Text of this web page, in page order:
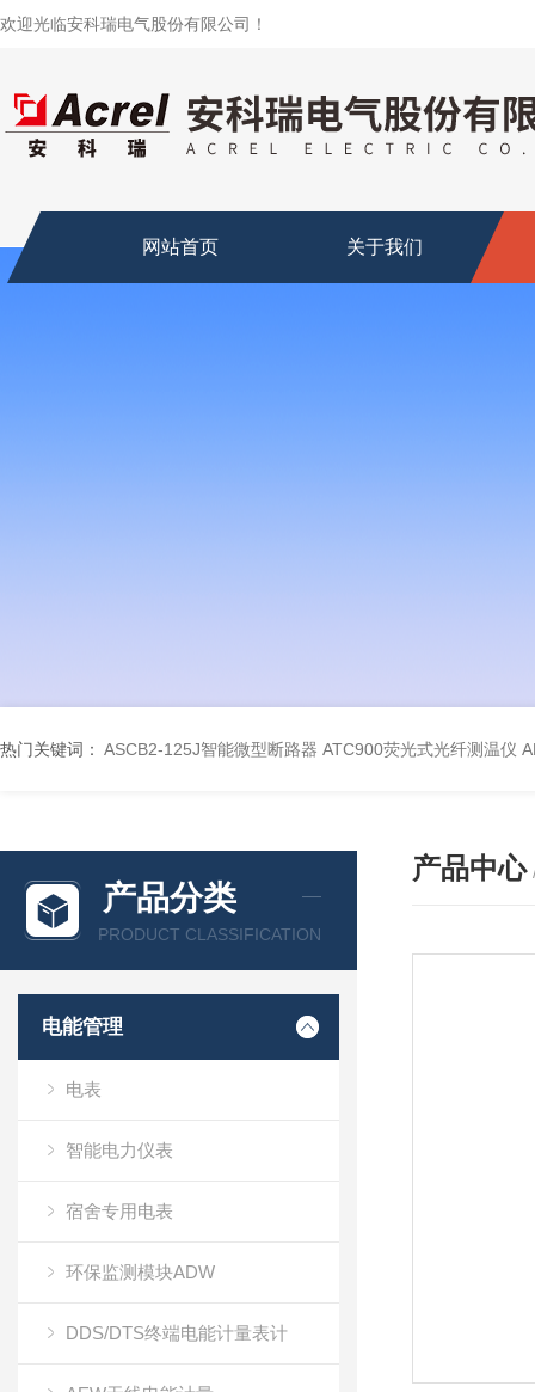
欢迎光临安科瑞电气股份有限公司！
网站首页 关于我们
热门关键词： ASCB2-125J智能微型断路器 ATC900荧光式光纤测温仪
产品分类
PRODUCT CLASSIFICATION
电能管理
电表
智能电力仪表
宿舍专用电表
环保监测模块ADW
DDS/DTS终端电能计量表计
产品中心